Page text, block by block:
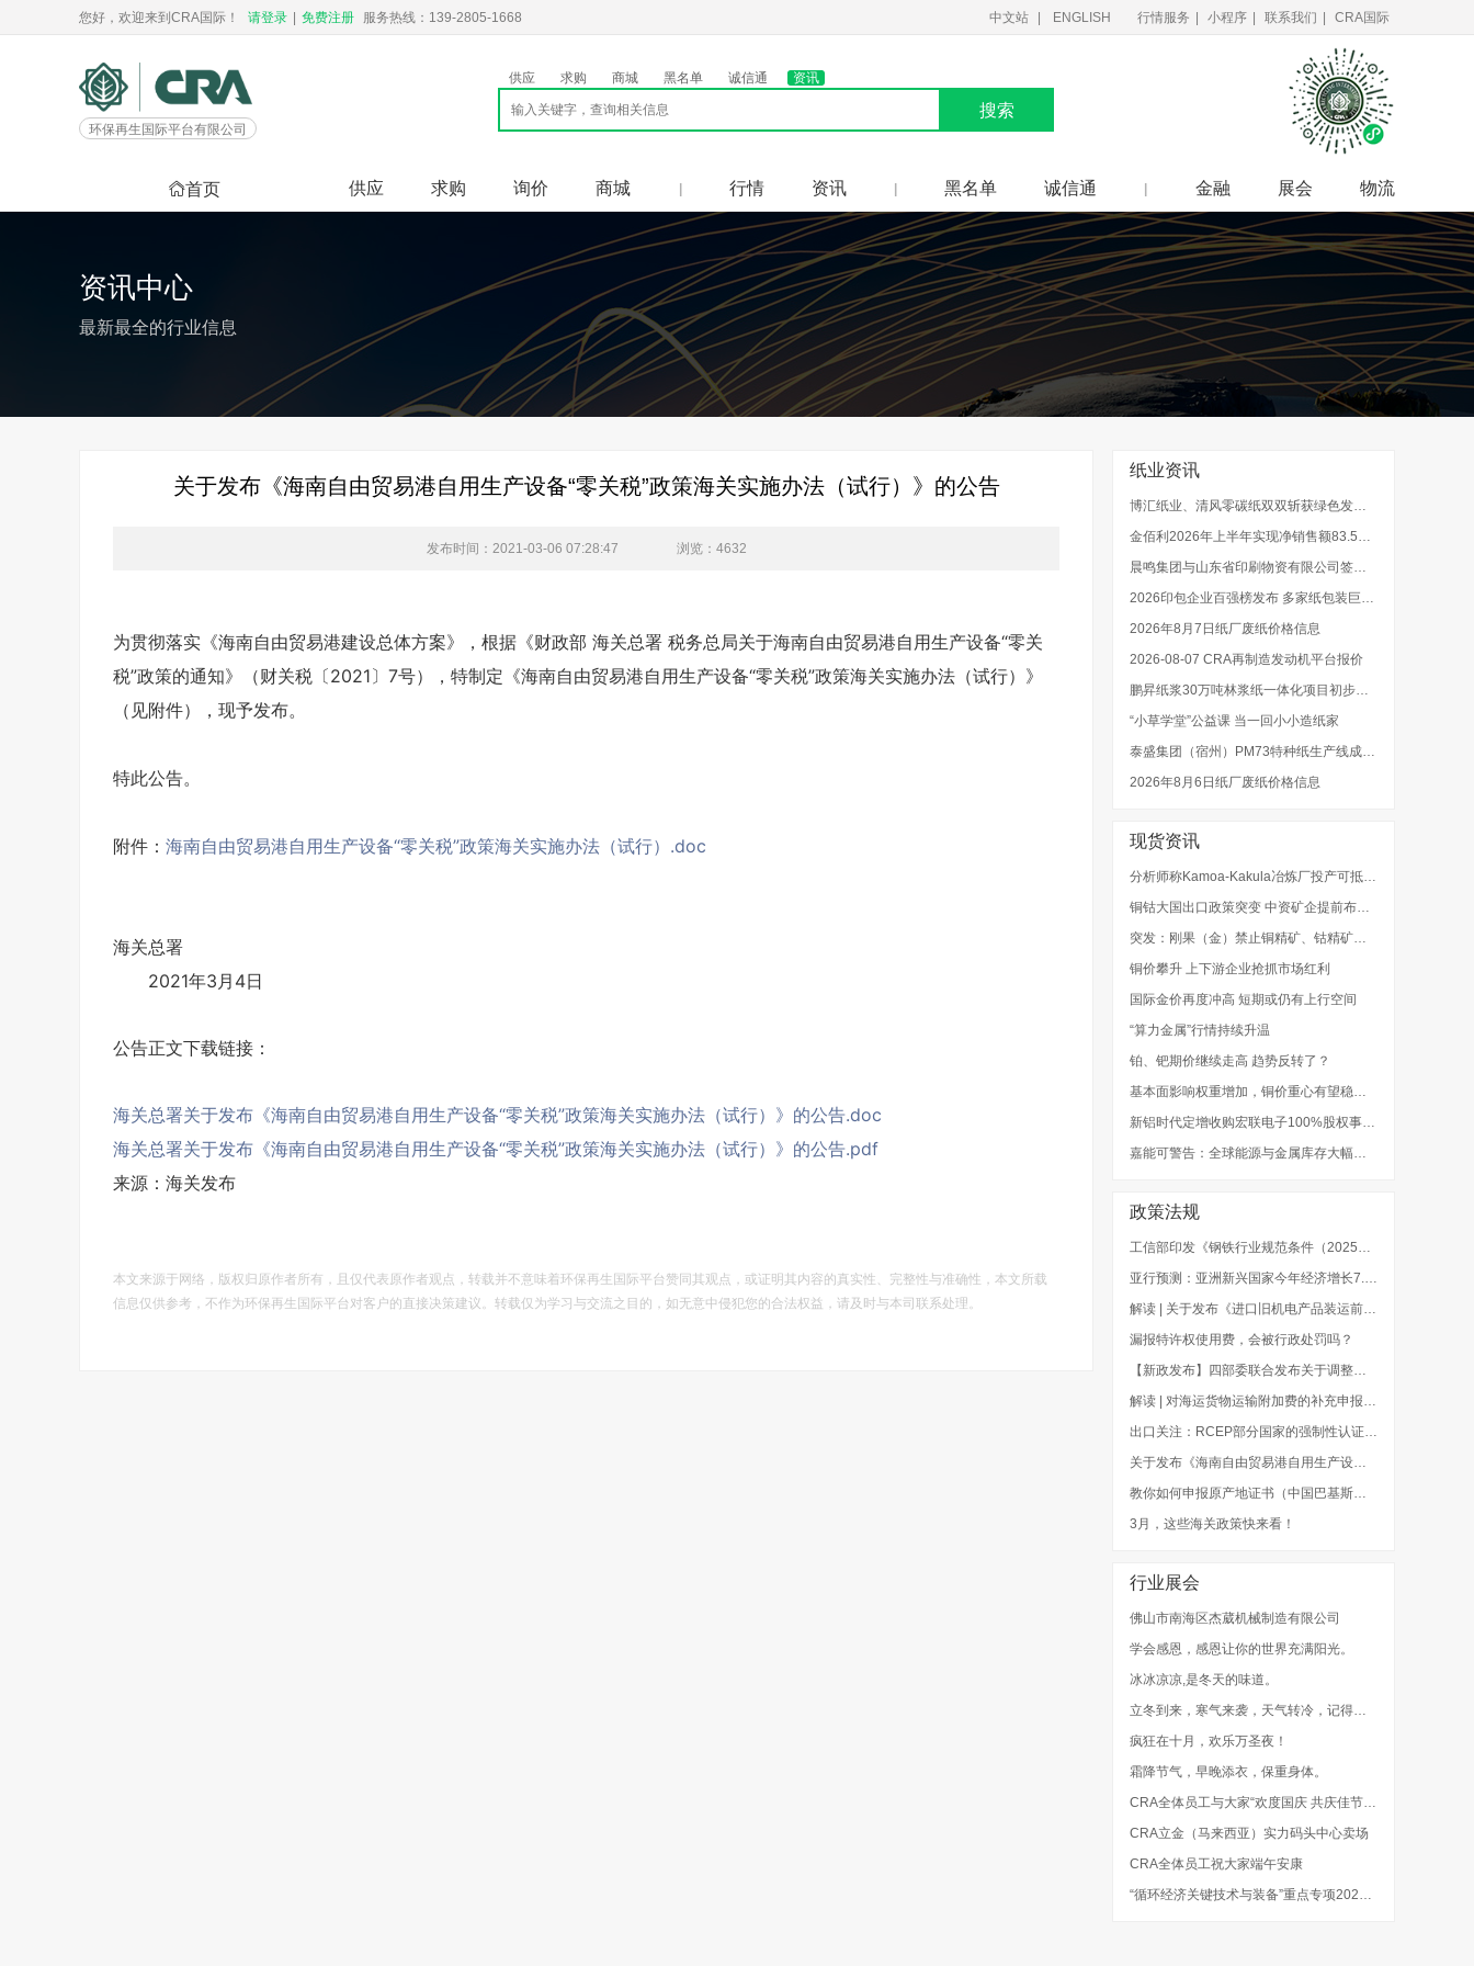
您好，欢迎来到CRA国际！ 请登录 免费注册 服务热线：139-2805-1668 中文站 ENGLISH 行情服务 小程序 联系我们 CRA国际
环保再生国际平台有限公司
供应 求购 商城 黑名单 诚信通 资讯
搜索
首页 供应 求购 询价 商城 行情 资讯 黑名单 诚信通 金融 展会 物流
资讯中心
最新最全的行业信息
关于发布《海南自由贸易港自用生产设备“零关税”政策海关实施办法（试行）》的公告
发布时间：2021-03-06 07:28:47 浏览：4632
为贯彻落实《海南自由贸易港建设总体方案》，根据《财政部 海关总署 税务总局关于海南自由贸易港自用生产设备“零关
税”政策的通知》（财关税〔2021〕7号），特制定《海南自由贸易港自用生产设备“零关税”政策海关实施办法（试行）》
（见附件），现予发布。
特此公告。
附件： 海南自由贸易港自用生产设备“零关税”政策海关实施办法（试行）.doc
海关总署
2021年3月4日
公告正文下载链接：
海关总署关于发布《海南自由贸易港自用生产设备“零关税”政策海关实施办法（试行）》的公告.doc
海关总署关于发布《海南自由贸易港自用生产设备“零关税”政策海关实施办法（试行）》的公告.pdf
来源：海关发布
本文来源于网络，版权归原作者所有，且仅代表原作者观点，转载并不意味着环保再生国际平台赞同其观点，或证明其内容的真实性、完整性与准确性，本文所载
信息仅供参考，不作为环保再生国际平台对客户的直接决策建议。转载仅为学习与交流之目的，如无意中侵犯您的合法权益，请及时与本司联系处理。
纸业资讯
博汇纸业、清风零碳纸双双斩获绿色发展权威大奖
金佰利2026年上半年实现净销售额83.52亿美元
晨鸣集团与山东省印刷物资有限公司签署战略合作协议
2026印包企业百强榜发布 多家纸包装巨头强势入选
2026年8月7日纸厂废纸价格信息
2026-08-07 CRA再制造发动机平台报价
鹏昇纸浆30万吨林浆纸一体化项目初步设计招标启动
“小草学堂”公益课 当一回小小造纸家
泰盛集团（宿州）PM73特种纸生产线成功开机出纸
2026年8月6日纸厂废纸价格信息
现货资讯
分析师称Kamoa-Kakula冶炼厂投产可抵消刚果（金）铜精矿出口禁令影响
铜钴大国出口政策突变 中资矿企提前布局深加工产线
突发：刚果（金）禁止铜精矿、钴精矿出口！影响几何？
铜价攀升 上下游企业抢抓市场红利
国际金价再度冲高 短期或仍有上行空间
“算力金属”行情持续升温
铂、钯期价继续走高 趋势反转了？
基本面影响权重增加，铜价重心有望稳步抬升
新铝时代定增收购宏联电子100%股权事项获批注册
嘉能可警告：全球能源与金属库存大幅下降，价格波动风险提高
政策法规
工信部印发《钢铁行业规范条件（2025年版）》
亚行预测：亚洲新兴国家今年经济增长7.2%
解读 | 关于发布《进口旧机电产品装运前检验监督管理实施细则》的公告
漏报特许权使用费，会被行政处罚吗？
【新政发布】四部委联合发布关于调整废弃电器电子产品处理基金补贴标准的通知
解读 | 对海运货物运输附加费的补充申报，企业知多少？
出口关注：RCEP部分国家的强制性认证制度
关于发布《海南自由贸易港自用生产设备“零关税”政策海关实施办法（试行）》的公告
教你如何申报原产地证书（中国巴基斯坦、中国秘鲁、中国新加坡）
3月，这些海关政策快来看！
行业展会
佛山市南海区杰葳机械制造有限公司
学会感恩，感恩让你的世界充满阳光。
冰冰凉凉,是冬天的味道。
立冬到来，寒气来袭，天气转冷，记得添衣。
疯狂在十月，欢乐万圣夜！
霜降节气，早晚添衣，保重身体。
CRA全体员工与大家“欢度国庆 共庆佳节”！
CRA立金（马来西亚）实力码头中心卖场
CRA全体员工祝大家端午安康
“循环经济关键技术与装备”重点专项2022年度项目申报指南